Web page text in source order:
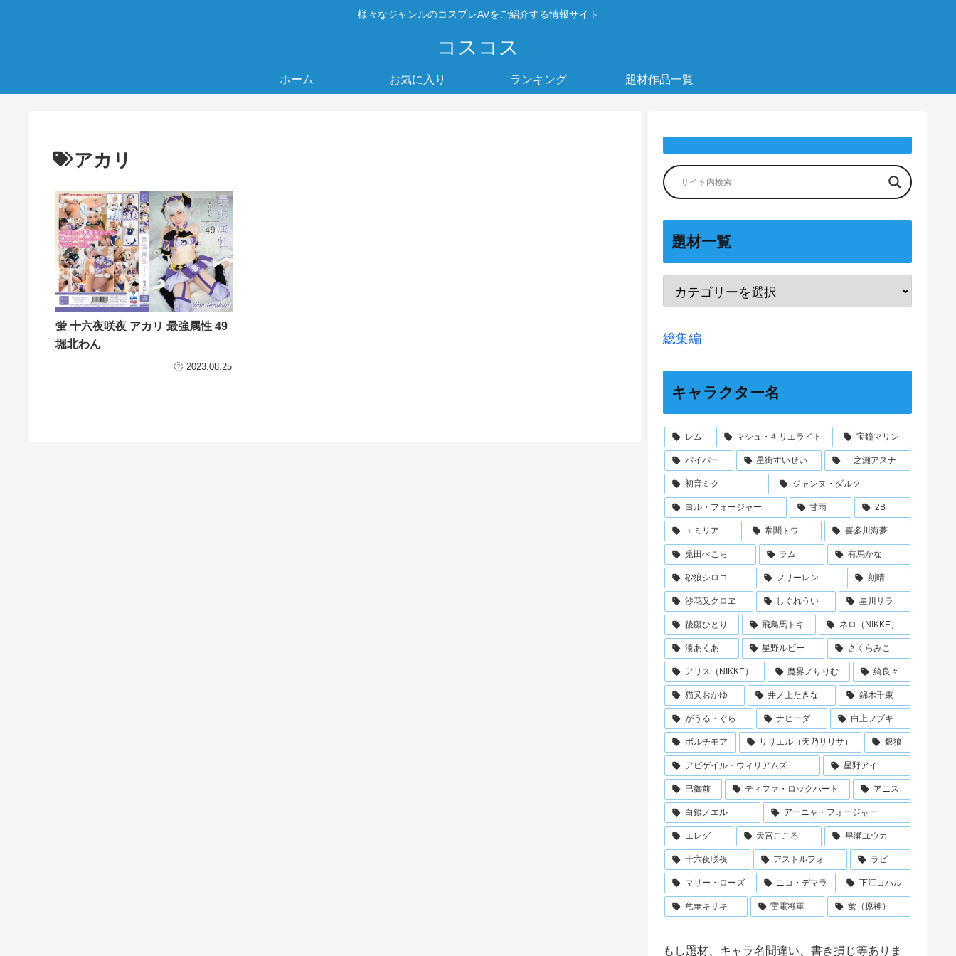
様々なジャンルのコスプレAVをご紹介する情報サイト
コスコス
ホーム お気に入り ランキング 題材作品一覧
アカリ
蛍 十六夜咲夜 アカリ 最強属性 49
堀北わん
2023.08.25
題材一覧
総集編
キャラクター名
レム マシュ・キリエライト 宝鐘マリン
バイパー 星街すいせい 一之瀬アスナ
初音ミク ジャンヌ・ダルク
ヨル・フォージャー 甘雨 2B
エミリア 常闇トワ 喜多川海夢
兎田ぺこら ラム 有馬かな
砂狼シロコ フリーレン 刻晴
沙花叉クロヱ しぐれうい 星川サラ
後藤ひとり 飛鳥馬トキ ネロ（NIKKE）
湊あくあ 星野ルビー さくらみこ
アリス（NIKKE） 魔界ノりりむ 綺良々
猫又おかゆ 井ノ上たきな 錦木千束
がうる・ぐら ナヒーダ 白上フブキ
ボルチモア リリエル（天乃リリサ） 銀狼
アビゲイル・ウィリアムズ 星野アイ
巴御前 ティファ・ロックハート アニス
白銀ノエル アーニャ・フォージャー
エレグ 天宮こころ 早瀬ユウカ
十六夜咲夜 アストルフォ ラピ
マリー・ローズ ニコ・デマラ 下江コハル
竜華キサキ 雷電将軍 蛍（原神）
もし題材、キャラ名間違い、書き損じ等ありま